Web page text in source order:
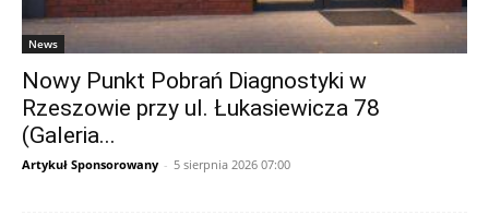
News
Nowy Punkt Pobrań Diagnostyki w
Rzeszowie przy ul. Łukasiewicza 78
(Galeria...
Artykuł Sponsorowany - 5 sierpnia 2026 07:00